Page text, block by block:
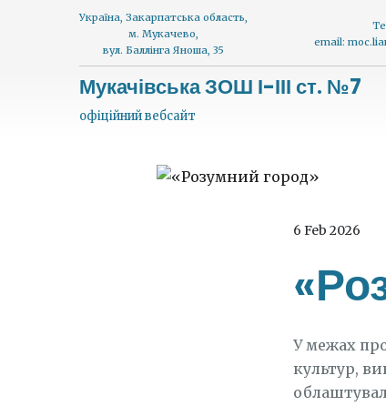
Україна, Закарпатська область,
м. Мукачево,
вул. Баллінга Яноша, 35
email:
Мукачівська ЗОШ І-ІІІ ст. №7
офіційний вебсайт
6 Feb 2026
У межах
культур,